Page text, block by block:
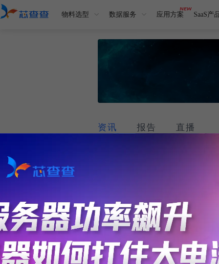
物料选型 数据服务 应用方案 SaaS产
资讯 报告 直播